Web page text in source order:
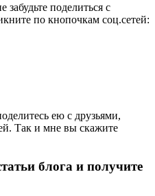
забудьте поделиться с
по кнопочкам соц.сетей:
ею с друзьями,
Так и мне вы скажите
блога и получите